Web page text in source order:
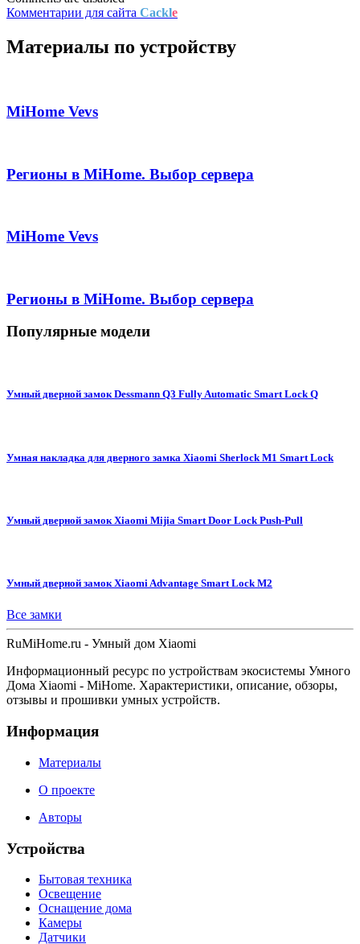
Комментарии для сайта Cackle
Материалы по устройству
MiHome Vevs
Регионы в MiHome. Выбор сервера
MiHome Vevs
Регионы в MiHome. Выбор сервера
Популярные модели
Умный дверной замок Dessmann Q3 Fully Automatic Smart Lock Q
Умная накладка для дверного замка Xiaomi Sherlock M1 Smart Lock
Умный дверной замок Xiaomi Mijia Smart Door Lock Push-Pull
Умный дверной замок Xiaomi Advantage Smart Lock M2
Все замки
RuMiHome.ru - Умный дом Xiaomi
Информационный ресурс по устройствам экосистемы Умного
Дома Xiaomi - MiHome. Характеристики, описание, обзоры,
отзывы и прошивки умных устройств.
Информация
Материалы
О проекте
Авторы
Устройства
Бытовая техника
Освещение
Оснащение дома
Камеры
Датчики